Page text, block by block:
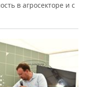
в агросекторе и с